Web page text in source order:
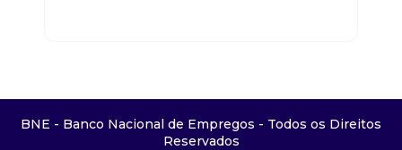
BNE - Banco Nacional de Empregos - Todos os Direitos
Reservados